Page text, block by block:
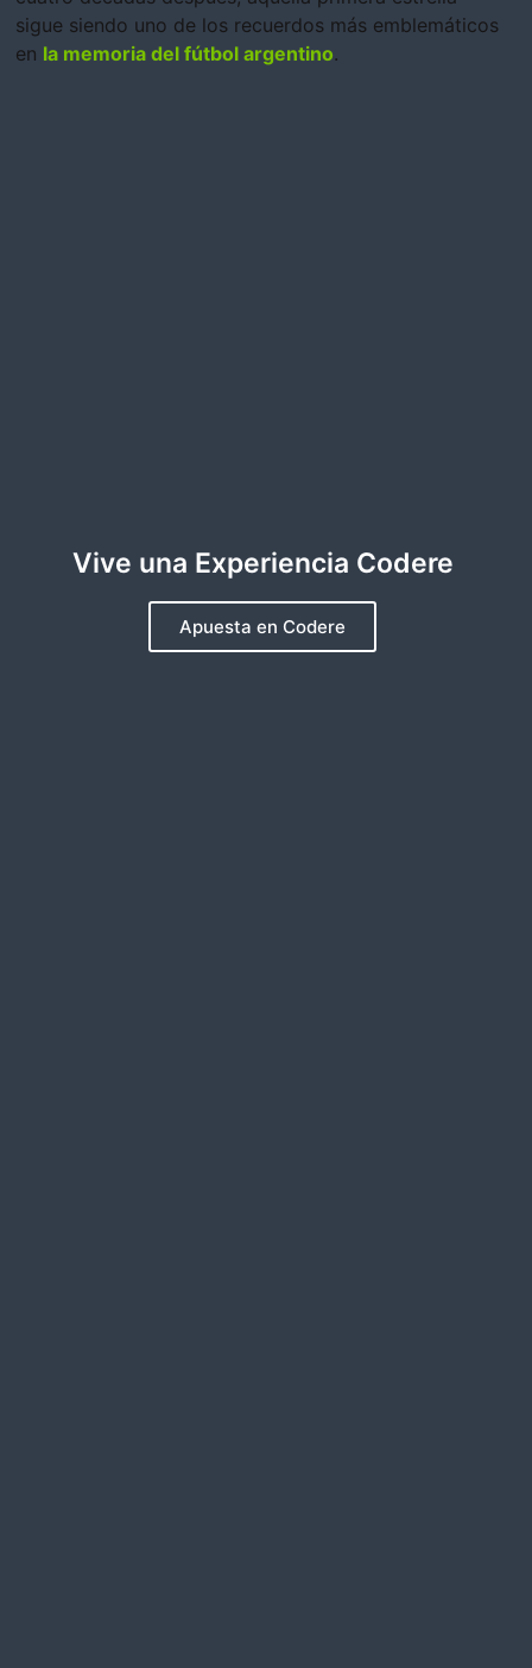
sigue siendo uno de los recuerdos más emblemáticos
en la memoria del fútbol argentino.
Vive una Experiencia Codere
Apuesta en Codere